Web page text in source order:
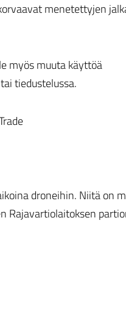
menetettyjen
myös muuta käyttöä
tiedustelussa.
droneihin. Niitä on
Rajavartiolaitoksen